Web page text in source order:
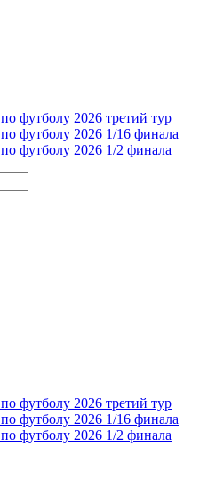
футболу 2026 третий тур
футболу 2026 1/16 финала
футболу 2026 1/2 финала
футболу 2026 третий тур
футболу 2026 1/16 финала
футболу 2026 1/2 финала